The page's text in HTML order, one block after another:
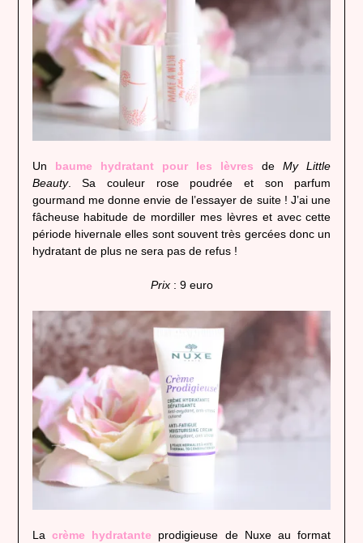
Un baume hydratant pour les lèvres deMy Little
Beauty. Sa couleur rose poudrée et son parfum
gourmand me donne envie de l’essayer de suite ! J’ai une
fâcheuse habitude de mordiller mes lèvres et avec cette
période hivernale elles sont souvent très gercées donc un
hydratant de plus ne sera pas de refus !
Prix: 9 euro
La crème hydratante prodigieuse de Nuxe au format